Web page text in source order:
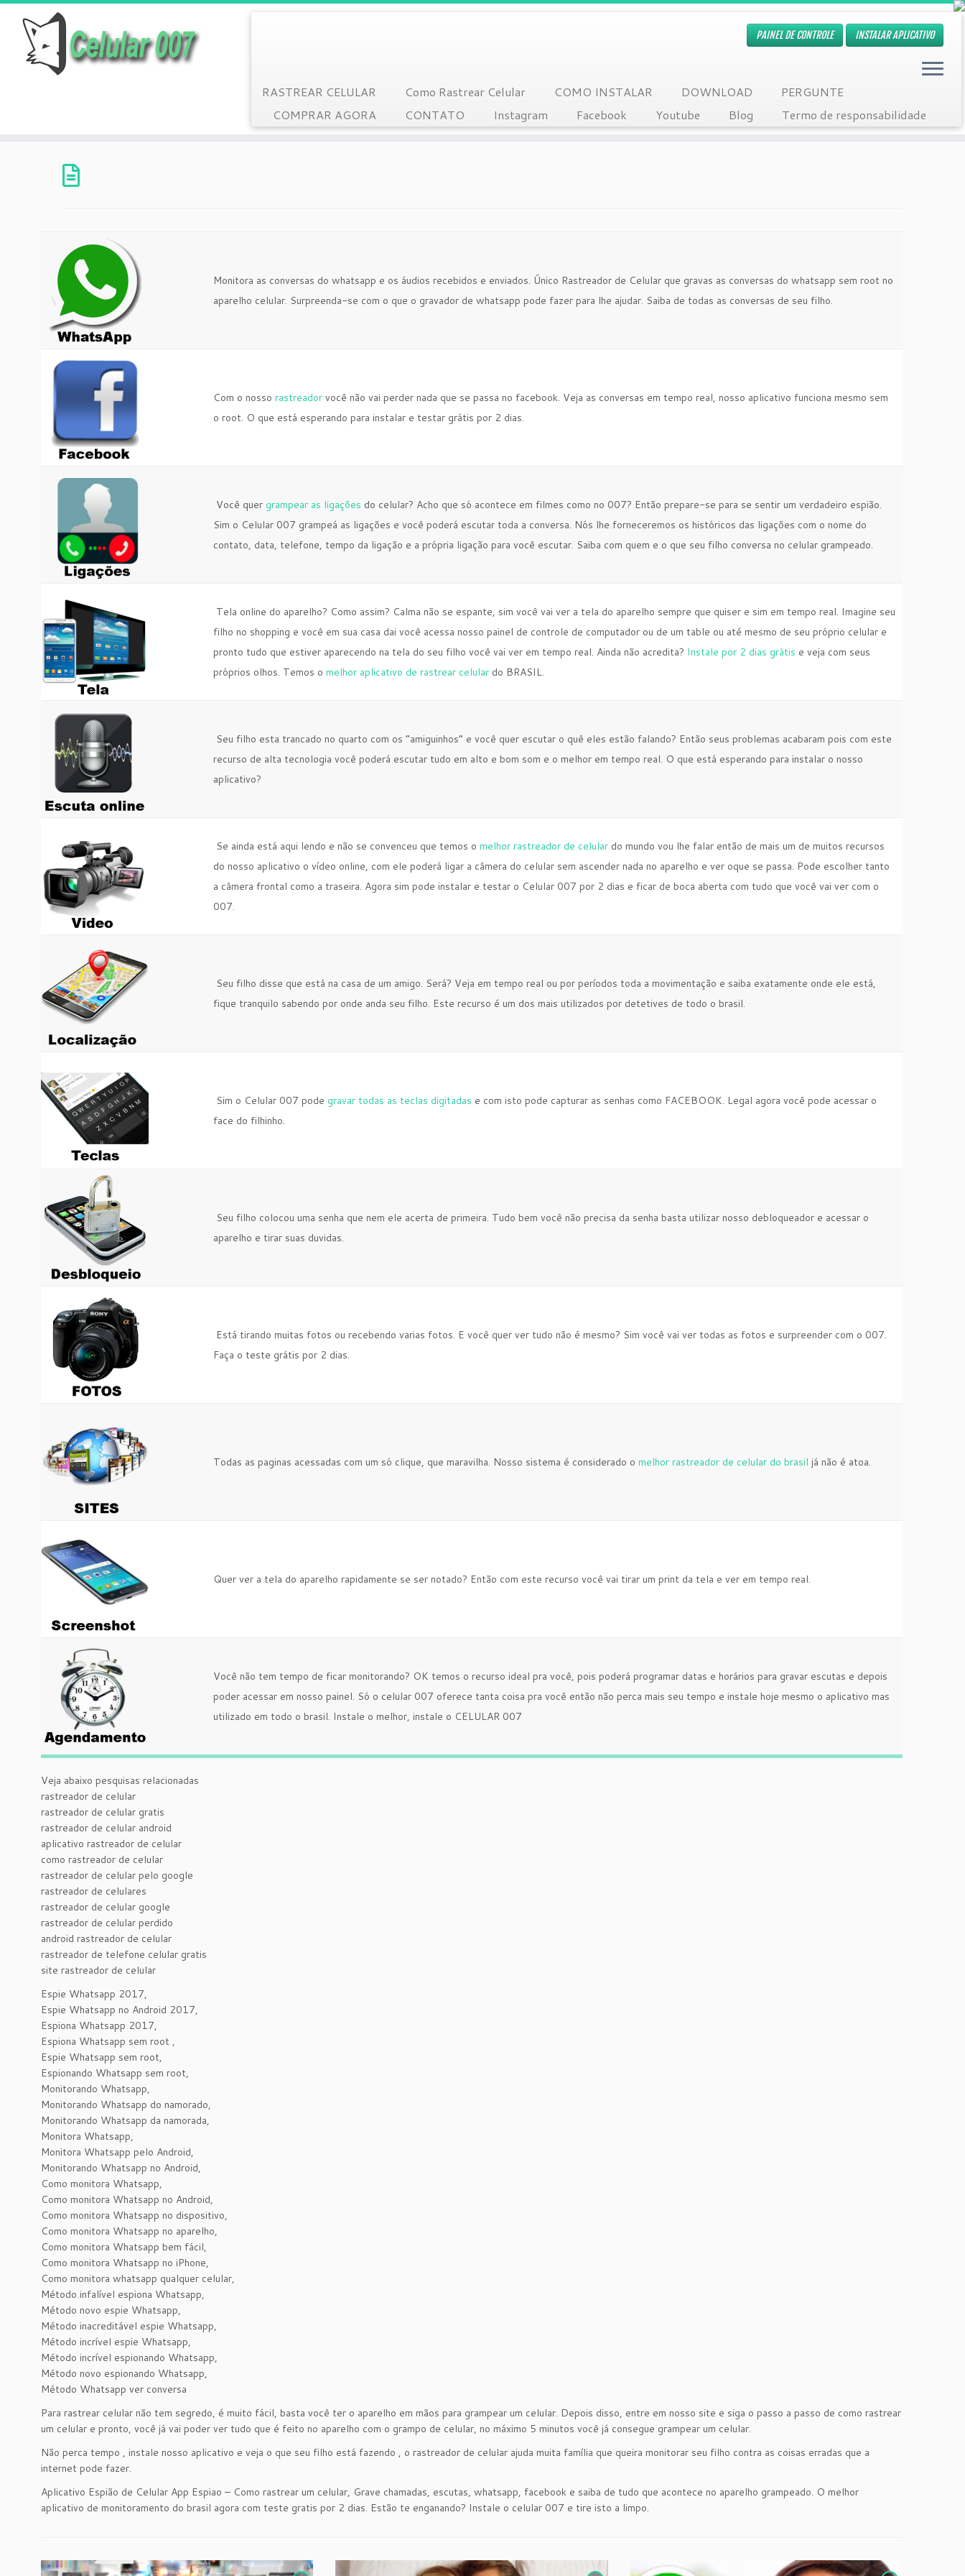
PAINEL DE CONTROLE INSTALAR APLICATIVO
RASTREAR CELULAR Como Rastrear Celular COMO INSTALAR DOWNLOAD
PERGUNTE
COMPRAR AGORA
CONTATO Instagram Facebook Youtube Blog Termo de responsabilidade
Monitora as conversas do whatsapp e os áudios recebidos e enviados. Único Rastreador de Celular que gravas as conversas do whatsapp sem root no
aparelho celular. Surpreenda-se com o que o gravador de whatsapp pode fazer para lhe ajudar. Saiba de todas as conversas de seu filho.
Com o nosso rastreador você não vai perder nada que se passa no facebook. Veja as conversas em tempo real, nosso aplicativo funciona mesmo sem
o root. O que está esperando para instalar e testar grátis por 2 dias.
Você quer grampear as ligações do celular? Acho que só acontece em filmes como no 007? Então prepare-se para se sentir um verdadeiro espião.
Sim o Celular 007 grampeá as ligações e você poderá escutar toda a conversa. Nós lhe forneceremos os históricos das ligações com o nome do
contato, data, telefone, tempo da ligação e a própria ligação para você escutar. Saiba com quem e o que seu filho conversa no celular grampeado.
Tela online do aparelho? Como assim? Calma não se espante, sim você vai ver a tela do aparelho sempre que quiser e sim em tempo real. Imagine seu
filho no shopping e você em sua casa dai você acessa nosso painel de controle de computador ou de um table ou até mesmo de seu próprio celular e
pronto tudo que estiver aparecendo na tela do seu filho você vai ver em tempo real. Ainda não acredita? Instale por 2 dias grátis e veja com seus
próprios olhos. Temos o melhor aplicativo de rastrear celular do BRASIL.
Seu filho esta trancado no quarto com os “amiguinhos” e você quer escutar o quê eles estão falando? Então seus problemas acabaram pois com este
recurso de alta tecnologia você poderá escutar tudo em alto e bom som e o melhor em tempo real. O que está esperando para instalar o nosso
aplicativo?
Se ainda está aqui lendo e não se convenceu que temos o melhor rastreador de celular do mundo vou lhe falar então de mais um de muitos recursos
do nosso aplicativo o vídeo online, com ele poderá ligar a câmera do celular sem ascender nada no aparelho e ver oque se passa. Pode escolher tanto
a câmera frontal como a traseira. Agora sim pode instalar e testar o Celular 007 por 2 dias e ficar de boca aberta com tudo que você vai ver com o
007.
Seu filho disse que está na casa de um amigo. Será? Veja em tempo real ou por períodos toda a movimentação e saiba exatamente onde ele está,
fique tranquilo sabendo por onde anda seu filho. Este recurso é um dos mais utilizados por detetives de todo o brasil.
Sim o Celular 007 pode gravar todas as teclas digitadas e com isto pode capturar as senhas como FACEBOOK. Legal agora você pode acessar o
face do filhinho.
Seu filho colocou uma senha que nem ele acerta de primeira. Tudo bem você não precisa da senha basta utilizar nosso debloqueador e acessar o
aparelho e tirar suas duvidas.
Está tirando muitas fotos ou recebendo varias fotos. E você quer ver tudo não é mesmo? Sim você vai ver todas as fotos e surpreender com o 007.
Faça o teste grátis por 2 dias.
Todas as paginas acessadas com um só clique, que maravilha. Nosso sistema é considerado o melhor rastreador de celular do brasil já não é atoa.
Quer ver a tela do aparelho rapidamente se ser notado? Então com este recurso você vai tirar um print da tela e ver em tempo real.
Você não tem tempo de ficar monitorando? OK temos o recurso ideal pra você, pois poderá programar datas e horários para gravar escutas e depois
poder acessar em nosso painel. Só o celular 007 oferece tanta coisa pra você então não perca mais seu tempo e instale hoje mesmo o aplicativo mas
utilizado em todo o brasil. Instale o melhor, instale o CELULAR 007
Veja abaixo pesquisas relacionadas
rastreador de celular
rastreador de celular gratis
rastreador de celular android
aplicativo rastreador de celular
como rastreador de celular
rastreador de celular pelo google
rastreador de celulares
rastreador de celular google
rastreador de celular perdido
android rastreador de celular
rastreador de telefone celular gratis
site rastreador de celular
Espie Whatsapp 2017,
Espie Whatsapp no Android 2017,
Espiona Whatsapp 2017,
Espiona Whatsapp sem root ,
Espie Whatsapp sem root,
Espionando Whatsapp sem root,
Monitorando Whatsapp,
Monitorando Whatsapp do namorado,
Monitorando Whatsapp da namorada,
Monitora Whatsapp,
Monitora Whatsapp pelo Android,
Monitorando Whatsapp no Android,
Como monitora Whatsapp,
Como monitora Whatsapp no Android,
Como monitora Whatsapp no dispositivo,
Como monitora Whatsapp no aparelho,
Como monitora Whatsapp bem fácil,
Como monitora Whatsapp no iPhone,
Como monitora whatsapp qualquer celular,
Método infalível espiona Whatsapp,
Método novo espie Whatsapp,
Método inacreditável espie Whatsapp,
Método incrível espie Whatsapp,
Método incrível espionando Whatsapp,
Método novo espionando Whatsapp,
Método Whatsapp ver conversa
Para rastrear celular não tem segredo, é muito fácil, basta você ter o aparelho em mãos para grampear um celular. Depois disso, entre em nosso site e siga o passo a passo de como rastrear
um celular e pronto, você já vai poder ver tudo que é feito no aparelho com o grampo de celular, no máximo 5 minutos você já consegue grampear um celular.
Não perca tempo , instale nosso aplicativo e veja o que seu filho está fazendo , o rastreador de celular ajuda muita família que queira monitorar seu filho contra as coisas erradas que a
internet pode fazer.
Aplicativo Espião de Celular App Espiao – Como rastrear um celular, Grave chamadas, escutas, whatsapp, facebook e saiba de tudo que acontece no aparelho grampeado. O melhor
aplicativo de monitoramento do brasil agora com teste gratis por 2 dias. Estão te enganando? Instale o celular 007 e tire isto a limpo.